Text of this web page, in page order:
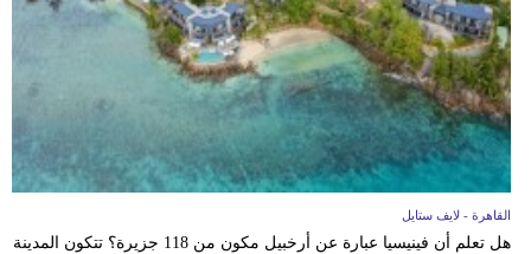
القاهرة - لايف ستايل
هل تعلم أن فينيسيا عبارة عن أرخبيل مكون من 118 جزيرة؟ تتكون المدينة